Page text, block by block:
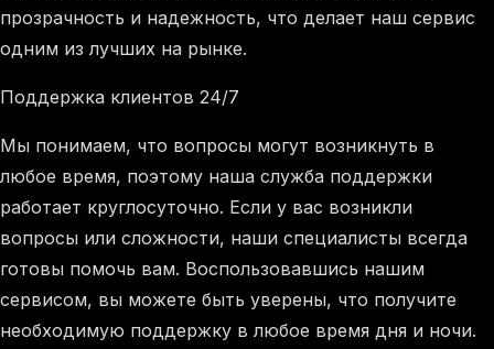
прозрачность и надежность, что делает наш сервис
одним из лучших на рынке.
Поддержка клиентов 24/7
Мы понимаем, что вопросы могут возникнуть в
любое время, поэтому наша служба поддержки
работает круглосуточно. Если у вас возникли
вопросы или сложности, наши специалисты всегда
готовы помочь вам. Воспользовавшись нашим
сервисом, вы можете быть уверены, что получите
необходимую поддержку в любое время дня и ночи.